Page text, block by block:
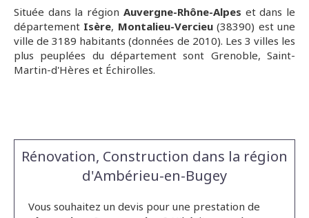
Située dans la région Auvergne-Rhône-Alpes et dans le
département Isère, Montalieu-Vercieu(38390) est une
ville de 3189 habitants (données de 2010). Les 3 villes les
plus peuplées du département sont Grenoble, Saint-
Martin-d'Hères et Échirolles.
Rénovation, Construction dans la région
d'Ambérieu-en-Bugey
Vous souhaitez un devis pour une prestation de